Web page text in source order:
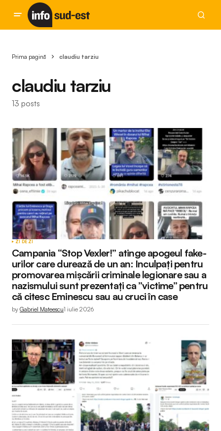
Prima pagină claudiu tarziu
claudiu tarziu
13 posts
ZI DE ZI
Campania “Stop Vexler!” atinge apogeul fake-
urilor care durează de un an: Inculpați pentru
promovarea mișcării criminale legionare sau a
nazismului sunt prezentați ca ”victime” pentru
că citesc Eminescu sau au cruci în case
by Gabriel Mateescu1 iulie 2026